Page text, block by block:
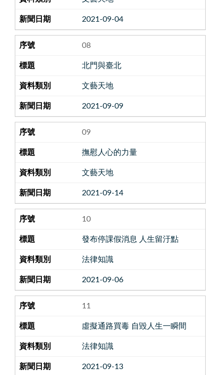
2021-09-04
08
北門與臺北
文藝天地
2021-09-09
09
撫慰人心的力量
文藝天地
2021-09-14
10
發布停課假消息 人生留汙點
法律知識
2021-09-06
11
虛擬通路買毒 自毀人生一瞬間
法律知識
2021-09-13